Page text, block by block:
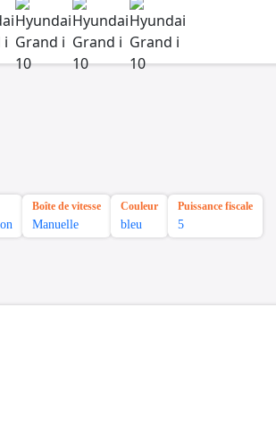
Boîte de vitesse
Manuelle
Couleur
bleu
Puissance fiscale
5